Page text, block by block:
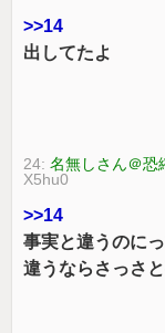
>>14
出してたよ
24:名無しさん＠恐
X5hu0
>>14
事実と違うのに
違うならさっさ